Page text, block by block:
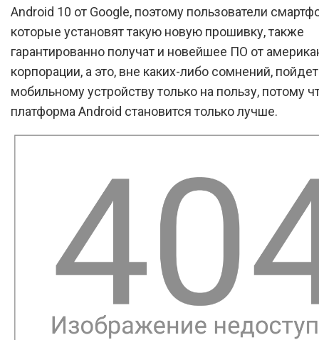
Android 10 от Google, поэтому пользователи
которые установят такую новую прошивку, также
гарантированно получат и новейшее ПО от
корпорации, а это, вне каких-либо сомнений,
мобильному устройству только на пользу, потому
платформа Android становится только лучше.